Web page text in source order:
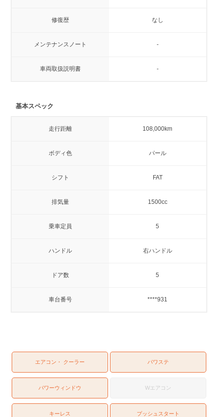
修復歴 なし
メンテナンスノート -
車両取扱説明書 -
基本スペック
走行距離 108,000km
ボディ色 パール
シフト FAT
排気量 1500cc
乗車定員 5
ハンドル 右ハンドル
ドア数 5
車台番号 ****931
エアコン・ クーラー パワステ
パワーウィンドウ Wエアコン
キーレス プッシュスタート